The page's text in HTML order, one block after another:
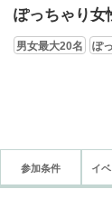
ぽっちゃり女
男女最大20名 ぽ
参加条件 イ